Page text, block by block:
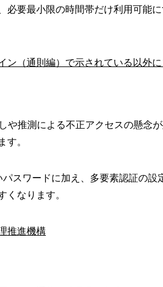
要最小限の時間帯だけ利用可能
ン（通則編）で示されている以外
推測による不正アクセスの懸
す。
スワードに加え、多要素認証の
くなります。
推進機構